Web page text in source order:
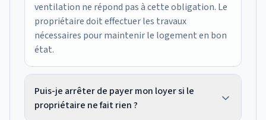
ventilation ne répond pas à cette obligation. Le
propriétaire doit effectuer les travaux
nécessaires pour maintenir le logement en bon
état.
Puis-je arrêter de payer mon loyer si le
propriétaire ne fait rien ?